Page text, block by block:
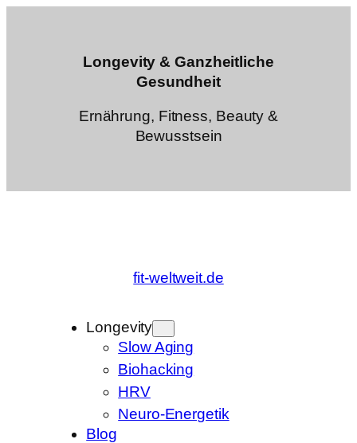
Longevity & Ganzheitliche
Gesundheit
Ernährung, Fitness, Beauty &
Bewusstsein
fit-weltweit.de
Longevity
Slow Aging
Biohacking
HRV
Neuro-Energetik
Blog